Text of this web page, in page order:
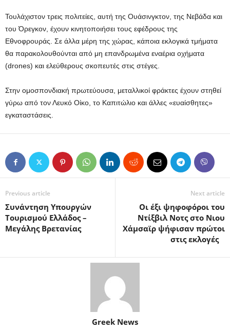
Τουλάχιστον τρεις πολιτείες, αυτή της Ουάσινγκτον, της Νεβάδα και
του Όρεγκον, έχουν κινητοποιήσει τους εφέδρους της
Εθνοφρουράς. Σε άλλα μέρη της χώρας, κάποια εκλογικά τμήματα
θα παρακολουθούνται από μη επανδρωμένα εναέρια οχήματα
(drones) και ελεύθερους σκοπευτές στις στέγες.
Στην ομοσπονδιακή πρωτεύουσα, μεταλλικοί φράκτες έχουν στηθεί
γύρω από τον Λευκό Οίκο, το Καπιτώλιο και άλλες «ευαίσθητες»
εγκαταστάσεις.
Previous article
Συνάντηση Υπουργών
Τουρισμού Ελλάδος –
Μεγάλης Βρετανίας
Next article
Οι έξι ψηφοφόροι του
Ντίξβιλ Νοτς στο Νιου
Χάμσαϊρ ψήφισαν πρώτοι
στις εκλογές
Greek News